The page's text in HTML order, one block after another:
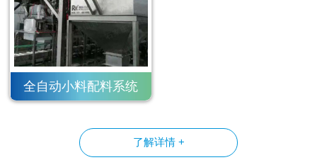
全自动小料配料系统
了解详情 +